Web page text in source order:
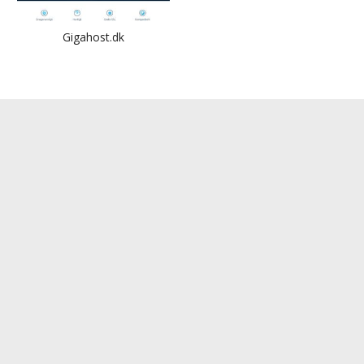
Gigahost.dk